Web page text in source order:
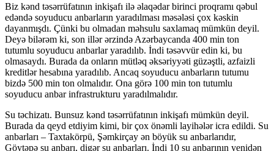
Biz kənd təsərrüfatının inkişafı ilə əlaqədar birinci proqramı qəbul
edəndə soyuducu anbarların yaradılması məsələsi çox kəskin
dayanmışdı. Çünki bu olmadan məhsulu saxlamaq mümkün deyil.
Deyə bilərəm ki, son illər ərzində Azərbaycanda 400 min ton
tutumlu soyuducu anbarlar yaradılıb. İndi təsəvvür edin ki, bu
olmasaydı. Burada da onların mütləq əksəriyyəti güzəştli, azfaizli
kreditlər hesabına yaradılıb. Ancaq soyuducu anbarların tutumu
bizdə 500 min ton olmalıdır. Ona görə 100 min ton tutumlu
soyuducu anbar infrastrukturu yaradılmalıdır.
Su təchizatı. Bunsuz kənd təsərrüfatının inkişafı mümkün deyil.
Burada da qeyd etdiyim kimi, bir çox önəmli layihələr icra edildi. Su
anbarları – Taxtakörpü, Şəmkirçay ən böyük su anbarlarıdır,
Göytəpə su anbarı, digər su anbarları. İndi 10 su anbarının yenidən